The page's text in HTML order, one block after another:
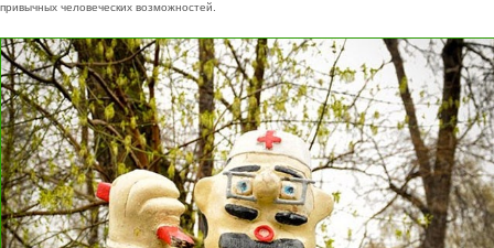
привычных человеческих возможностей.